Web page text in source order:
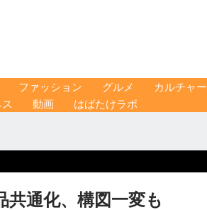
ファッション グルメ カルチャー
動画 はばたけラボ
共通化、構図一変も